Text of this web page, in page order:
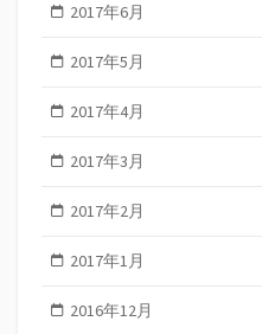
2017年6月
2017年5月
2017年4月
2017年3月
2017年2月
2017年1月
2016年12月